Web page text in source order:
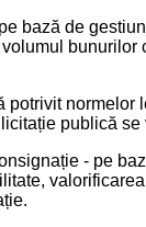
bază de
potrivit
publică
- pe